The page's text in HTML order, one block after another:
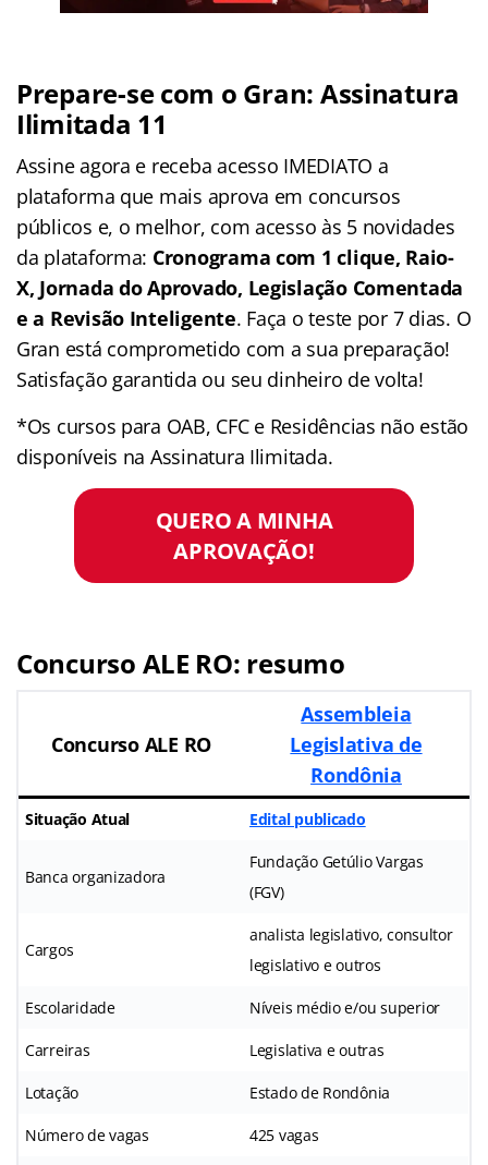
Prepare-se com o Gran: Assinatura
Ilimitada 11
Assine agora e receba acesso IMEDIATO a
plataforma que mais aprova em concursos
públicos e, o melhor, com acesso às 5 novidades
da plataforma: Cronograma com 1 clique, Raio-
X, Jornada do Aprovado, Legislação Comentada
e a Revisão Inteligente. Faça o teste por 7 dias. O
Gran está comprometido com a sua preparação!
Satisfação garantida ou seu dinheiro de volta!
*Os cursos para OAB, CFC e Residências não estão
disponíveis na Assinatura Ilimitada.
QUERO A MINHA
APROVAÇÃO!
Concurso ALE RO: resumo
Concurso ALE RO
Assembleia
Legislativa de
Rondônia
Situação Atual Edital publicado
Banca organizadora
Fundação Getúlio Vargas
(FGV)
Cargos
analista legislativo, consultor
legislativo e outros
Escolaridade Níveis médio e/ou superior
Carreiras Legislativa e outras
Lotação Estado de Rondônia
Número de vagas 425 vagas